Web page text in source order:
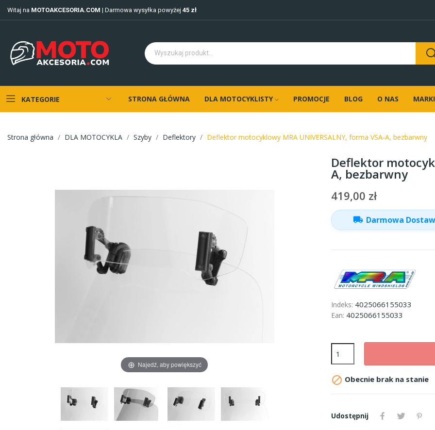
Witaj na MOTOAKCESORIA.COM | Darmowa wysyłka powyżej 45 zł
KATEGORIE STRONA GŁÓWNA DLA MOTOCYKLISTY PROMOCJE BLOG O NAS MARKI
Strona główna DLA MOTOCYKLA Szyby Deflektory Deflektor motocyklowy MRA UNIVERSALNY, forma VSA-A, bezbarwny
Najedź, aby powiększyć
Deflektor
A, bezbarwny
419,00 zł
local_shipping Darmowa
Indeks: 4025066155033
Ean: 4025066155033
 Obecnie brak na stanie
Udostępnij